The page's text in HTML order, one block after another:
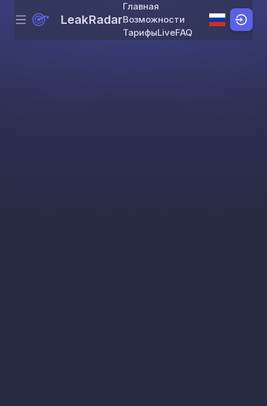
Skip to content
Menu LeakRadar
Главная
Возможности
ТарифыLiveFAQ